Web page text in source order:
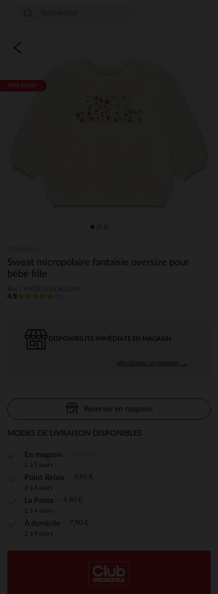
PRIX ROND*
Sweat micropolaire fantaisie oversize pour
bébé fille
4.9
DISPONIBILITÉ IMMÉDIATE EN MAGASIN
sélectionner un magasin →
Réserver en magasin
MODES DE LIVRAISON DISPONIBLES
En magasin
2 à 5 jours
Point Relais 4,90 €
2 à 4 jours
La Poste 4,90 €
2 à 4 jours
À domicile 7,90 €
2 à 4 jours